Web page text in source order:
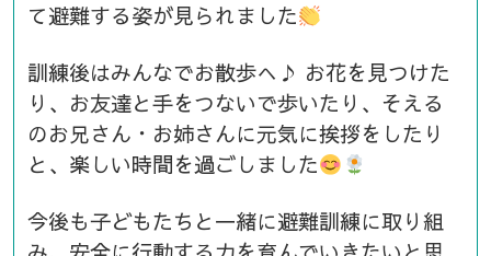
て避難する姿が見られました
訓練後はみんなでお散歩へ♪ お花を見つけた
り、お友達と手をつないで歩いたり、そえる
のお兄さん・お姉さんに元気に挨拶をしたり
と、楽しい時間を過ごしました
今後も子どもたちと一緒に避難訓練に取り組